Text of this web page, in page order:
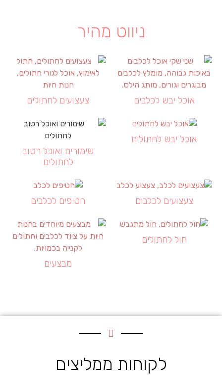
ניווט מהיר
אוכל יבש לכלבים צעצועים לחתולים
אוכל יבש לחתולים
שימורים ואוכל רטוב
לחתולים
צעצועים לכלבים חטיפים לכלבים
חול לחתולים
מבצעים
לקוחות ממליצים